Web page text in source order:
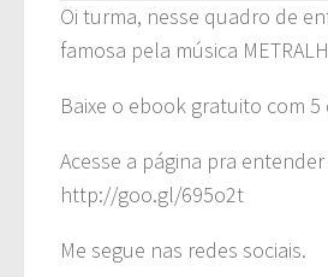
Oi turma, nesse quadro de
famosa pela música
Baixe o ebook gratuito com
Acesse a página pra
http://goo.gl/695o2t
Me segue nas redes sociais.